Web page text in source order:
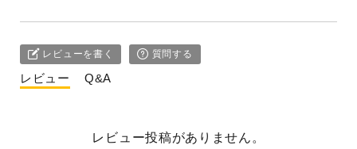
レビューを書く 質問する
レビュー Q&A
レビュー投稿がありません。